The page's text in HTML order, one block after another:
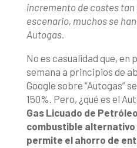
incremento de costes tan
escenario, muchos se
Autogas.
No es casualidad que, en
semana a principios de
Google sobre “Autogas”
150%. Pero, ¿qué es el
Gas Licuado de
combustible alternativo
permite el ahorro de